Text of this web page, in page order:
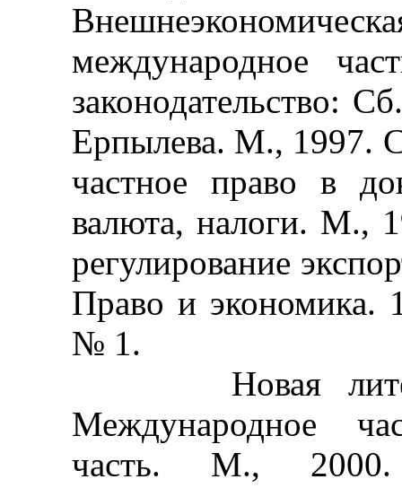
международное
законодательство:
Ерпылева. М., 1997.
частное право в
валюта, налоги. М.,
регулирование
Право и
№ 1.
Новая
Международное
часть. М.,